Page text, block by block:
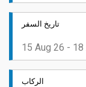
تاريخ السفر
الركاب